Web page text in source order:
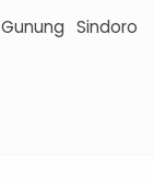
Sindoro